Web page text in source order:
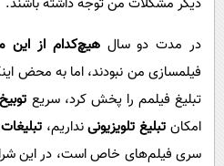
در مدت دو سالهیچ‌کدام از این
فیلمسازی من نبودند، اما به محض
تبلیغ فیلمم را پخش کرد، سریع
امکان تبلیغ تلویزیونینداریم،
سری فیلم‌های خاص است، در این